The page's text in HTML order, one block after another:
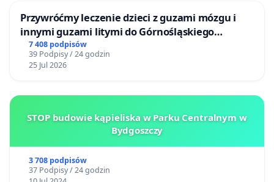
Przywróćmy leczenie dzieci z guzami mózgu i
innymi guzami litymi do Górnośląskiego
Centrum Zdrowia Dziecka w Katowicach
7 408 podpisów
39 Podpisy / 24 godzin
25 Jul 2026
STOP budowie kąpieliska w Parku Centralnym w
Bydgoszczy
3 708 podpisów
37 Podpisy / 24 godzin